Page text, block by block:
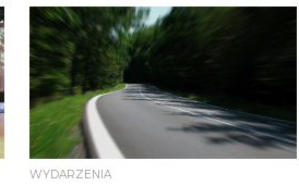
WYDARZENIA